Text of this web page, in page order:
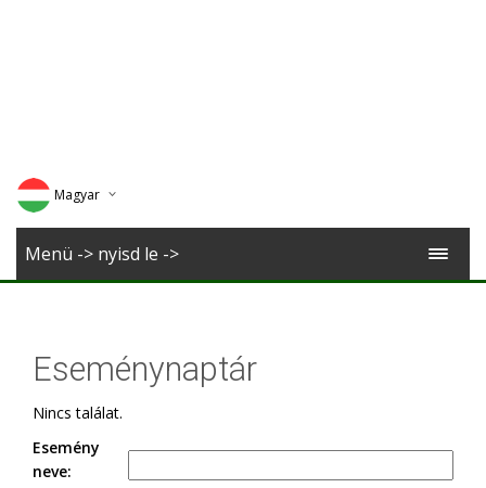
Magyar
Deutsch
Menü -> nyisd le ->
Eseménynaptár
Nincs találat.
Esemény
neve: